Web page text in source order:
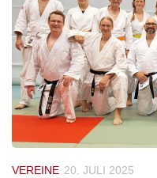
VEREINE 20. JULI 2025